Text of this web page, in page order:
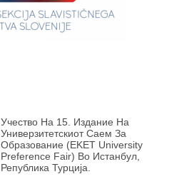
Учество На 15. Издание На
Универзитетскиот Саем За
Образование (EKET University
Preference Fair) Во Истанбул,
Република Турција.